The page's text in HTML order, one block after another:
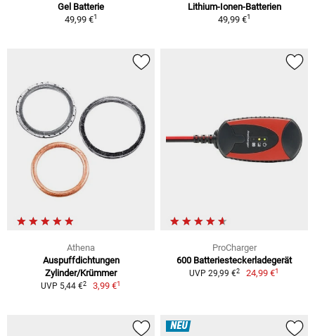
Gel Batterie
49,99 €1
Lithium-Ionen-Batterien
49,99 €1
Athena
Auspuffdichtungen
Zylinder/Krümmer
UVP 5,44 €2 3,99 €1
ProCharger
600 Batteriesteckerladegerät
UVP 29,99 €2 24,99 €1
NEU